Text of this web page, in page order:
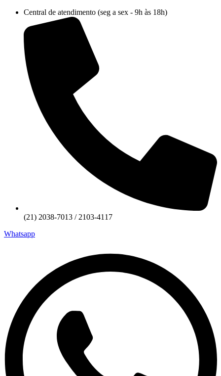
conteúdo
Central de atendimento (seg a sex - 9h às 18h)
(21) 2038-7013 / 2103-4117
Whatsapp